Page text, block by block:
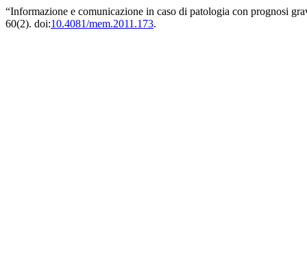
“Informazione e comunicazione in caso di patologia con prognosi
60(2). doi:10.4081/mem.2011.173.